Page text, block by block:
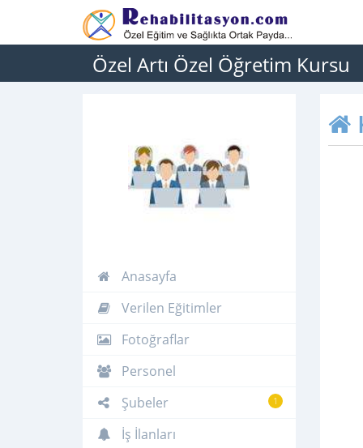
Özel Artı Özel Öğretim Kursu
Anasayfa
Verilen Eğitimler
Fotoğraflar
Personel
1
Şubeler
İş İlanları